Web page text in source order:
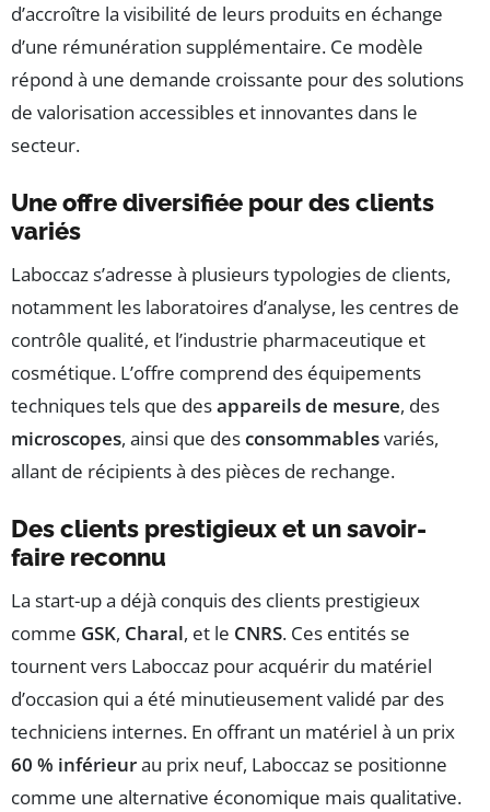
d’accroître la visibilité de leurs produits en échange
d’une rémunération supplémentaire. Ce modèle
répond à une demande croissante pour des solutions
de valorisation accessibles et innovantes dans le
secteur.
Une offre diversifiée pour des clients
variés
Laboccaz s’adresse à plusieurs typologies de clients,
notamment les laboratoires d’analyse, les centres de
contrôle qualité, et l’industrie pharmaceutique et
cosmétique. L’offre comprend des équipements
techniques tels que desappareils de mesure, des
microscopes, ainsi que desconsommablesvariés,
allant de récipients à des pièces de rechange.
Des clients prestigieux et un savoir-
faire reconnu
La start-up a déjà conquis des clients prestigieux
comme GSK, Charal, et le CNRS. Ces entités se
tournent vers Laboccaz pour acquérir du matériel
d’occasion qui a été minutieusement validé par des
techniciens internes. En offrant un matériel à un prix
60 % inférieurau prix neuf, Laboccaz se positionne
comme une alternative économique mais qualitative.